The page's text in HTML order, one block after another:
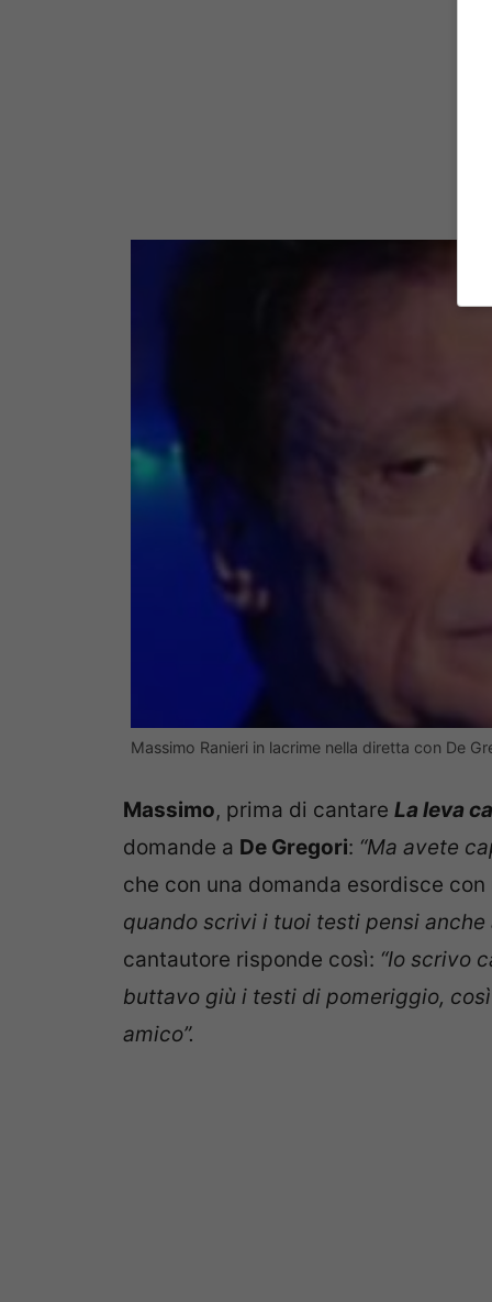
Massimo Ranieri in lacrime nella diretta con De
Massimo, prima di cantare La leva
domande a De Gregori: “Ma avete
che con una domanda esordisce
quando scrivi i tuoi testi pensi
cantautore risponde così: “Io scrivo
buttavo giù i testi di pomeriggio,
amico”.